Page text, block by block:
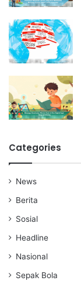
Categories
News
Berita
Sosial
Headline
Nasional
Sepak Bola